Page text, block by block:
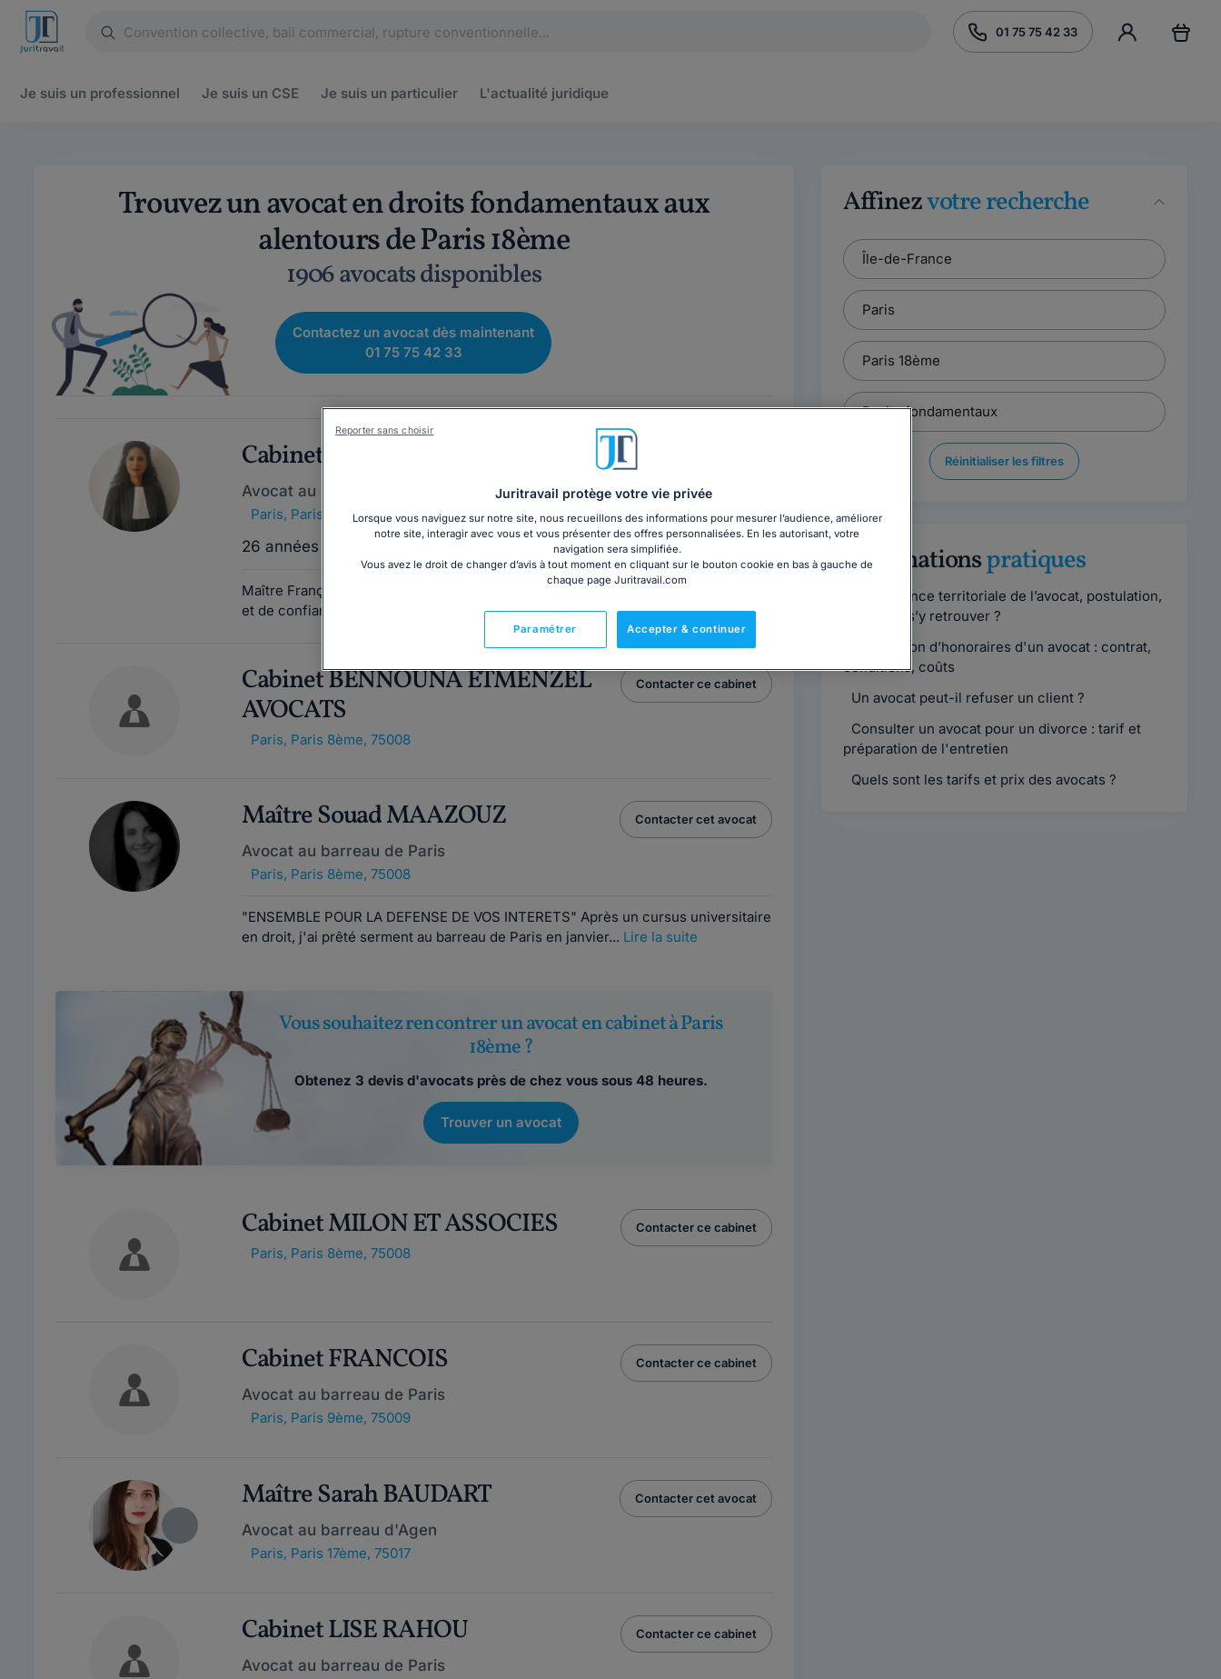
01 75 75 42 33
Je suis un professionnel Je suis un CSE Je suis un particulier L'actualité juridique
Trouvez un avocat en droits fondamentaux aux
alentours de Paris 18ème
1906 avocats disponibles
Contactez un avocat dès maintenant
01 75 75 42 33
Cabinet CABINET PENTIER
Avocat au barreau de Paris
Paris, Paris 5ème, 75005
26 années d'expérience
Maître Françoise PENTIER est avocate au barreau de Paris depuis 2000. Réactive
et de confiance, Maître Pentier défend et conseille ses... Lire la suite
Cabinet BENNOUNA ETMENZEL
AVOCATS
Paris, Paris 8ème, 75008
Contacter ce cabinet
Maître Souad MAAZOUZ
Avocat au barreau de Paris
Paris, Paris 8ème, 75008
Contacter cet avocat
"ENSEMBLE POUR LA DEFENSE DE VOS INTERETS" Après un cursus universitaire
en droit, j'ai prêté serment au barreau de Paris en janvier... Lire la suite
Vous souhaitez rencontrer un avocat en cabinet à Paris
18ème ?
Obtenez 3 devis d'avocats près de chez vous sous 48 heures.
Trouver un avocat
Cabinet MILON ET ASSOCIES
Paris, Paris 8ème, 75008
Contacter ce cabinet
Cabinet FRANCOIS
Avocat au barreau de Paris
Paris, Paris 9ème, 75009
Contacter ce cabinet
Maître Sarah BAUDART
Avocat au barreau d'Agen
Paris, Paris 17ème, 75017
Contacter cet avocat
Cabinet LISE RAHOU
Avocat au barreau de Paris
Contacter ce cabinet
Affinezvotre recherche
Réinitialiser les filtres
Informationspratiques
Compétence territoriale de l’avocat, postulation,
comment s’y retrouver ?
Convention d’honoraires d'un avocat : contrat,
conditions, coûts
Un avocat peut-il refuser un client ?
Consulter un avocat pour un divorce : tarif et
préparation de l'entretien
Quels sont les tarifs et prix des avocats ?
Juritravail protège votre vie privée
Lorsque vous naviguez sur notre site, nous recueillons des informations pour mesurer l’audience, améliorer
notre site, interagir avec vous et vous présenter des offres personnalisées. En les autorisant, votre
navigation sera simplifiée.
Vous avez le droit de changer d’avis à tout moment en cliquant sur le bouton cookie en bas à gauche de
chaque page Juritravail.com
Accepter & continuer
Paramétrer
Reporter sans choisir